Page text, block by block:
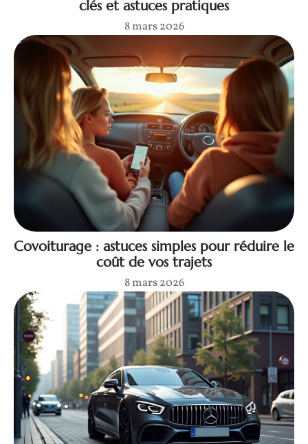
clés et astuces pratiques
8 mars 2026
Covoiturage : astuces simples pour réduire le
coût de vos trajets
8 mars 2026